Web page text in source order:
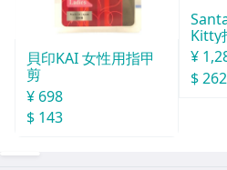
貝印KAI 女性用指甲
剪
¥ 698
$ 143
Kitty
¥
$ 262